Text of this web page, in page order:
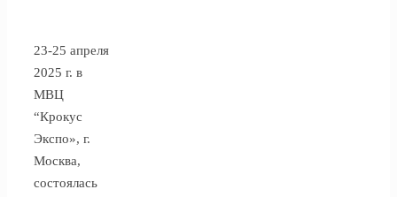
23-25 апреля
2025 г. в
МВЦ
“Крокус
Экспо», г.
Москва,
состоялась